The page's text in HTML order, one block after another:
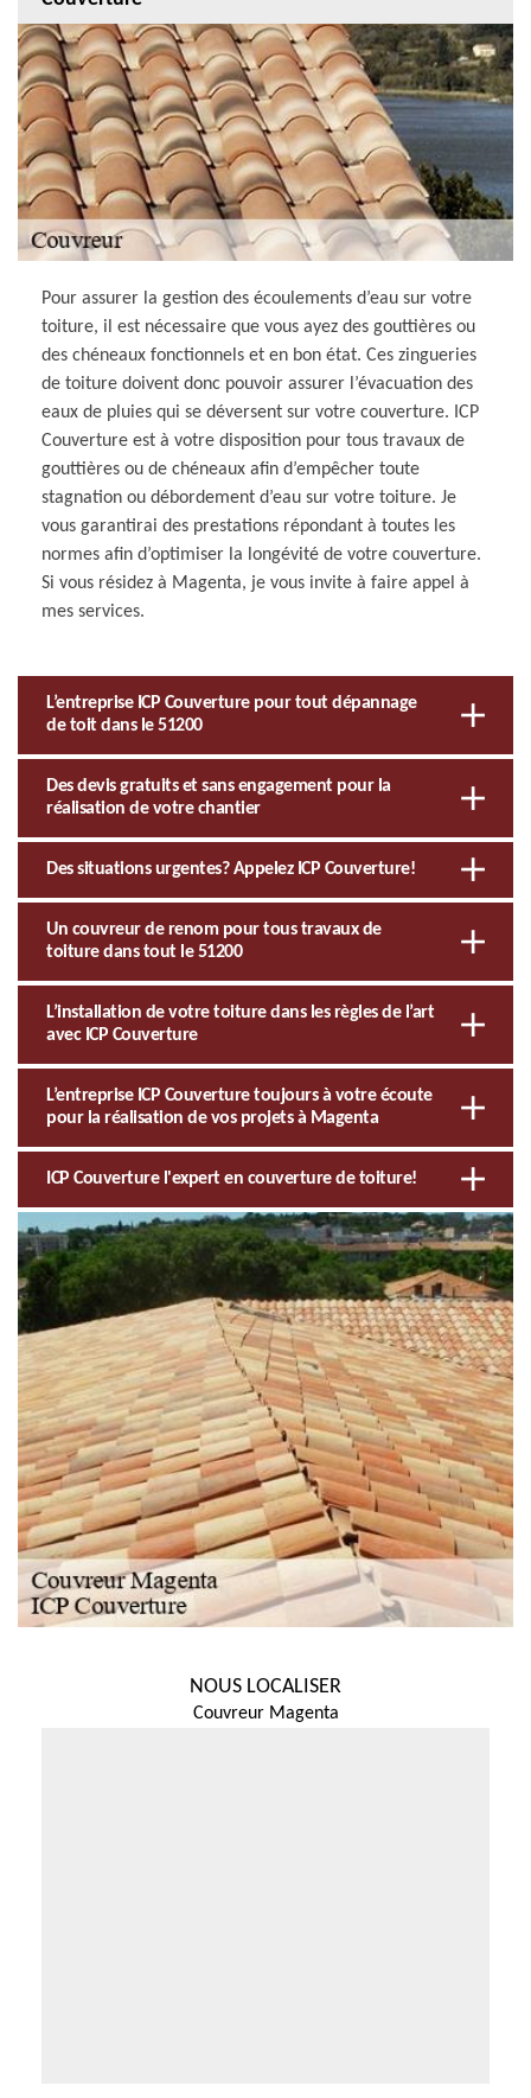
Pour assurer la gestion des écoulements d’eau sur votre
toiture, il est nécessaire que vous ayez des gouttières ou
des chéneaux fonctionnels et en bon état. Ces zingueries
de toiture doivent donc pouvoir assurer l’évacuation des
eaux de pluies qui se déversent sur votre couverture. ICP
Couverture est à votre disposition pour tous travaux de
gouttières ou de chéneaux afin d’empêcher toute
stagnation ou débordement d’eau sur votre toiture. Je
vous garantirai des prestations répondant à toutes les
normes afin d’optimiser la longévité de votre couverture.
Si vous résidez à Magenta, je vous invite à faire appel à
mes services.
L’entreprise ICP Couverture pour tout dépannage
de toit dans le 51200
Des devis gratuits et sans engagement pour la
réalisation de votre chantier
Des situations urgentes? Appelez ICP Couverture!
Un couvreur de renom pour tous travaux de
toiture dans tout le 51200
L’installation de votre toiture dans les règles de l’art
avec ICP Couverture
L’entreprise ICP Couverture toujours à votre écoute
pour la réalisation de vos projets à Magenta
ICP Couverture l'expert en couverture de toiture!
NOUS LOCALISER
Couvreur Magenta